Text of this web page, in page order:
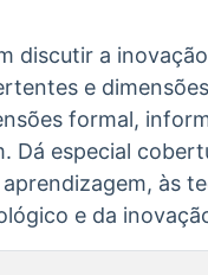
discutir a
e
formal,
Dá especial
às
e da